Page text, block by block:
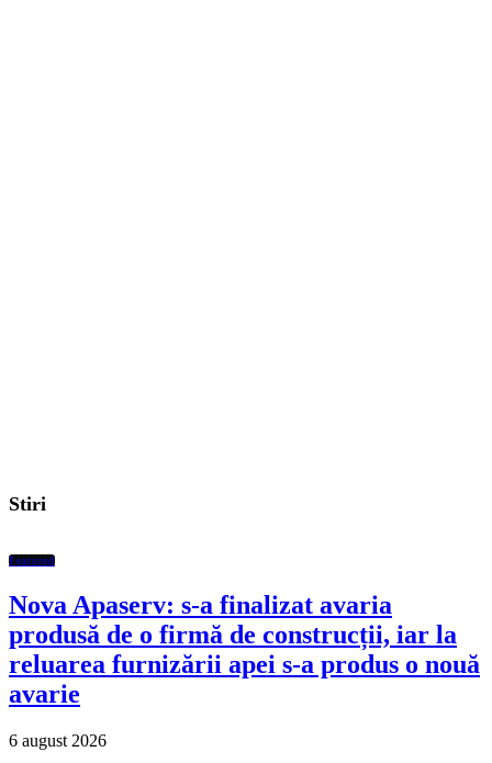
Stiri
Featured
Nova Apaserv: s-a finalizat avaria
produsă de o firmă de construcții, iar la
reluarea furnizării apei s-a produs o nouă
avarie
6 august 2026